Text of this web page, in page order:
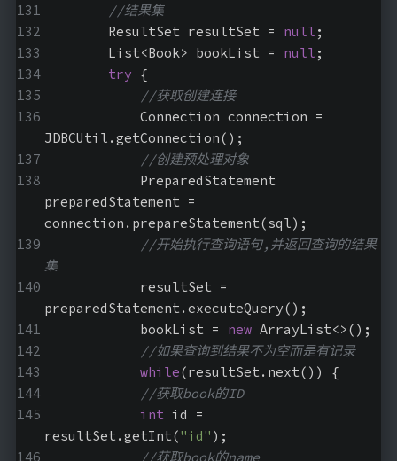
//结果集
        ResultSet resultSet =
null ;
        List<Book> bookList =
null ;
try {
//获取创建连接
JDBCUtil.getConnection();
//创建预处理对象
preparedStatement =
connection.prepareStatement(sql);
//开始执行查询语句,并返回查询的结果
集
preparedStatement.executeQuery();
            bookList =
new ArrayList<>();
//如果查询到结果不为空而是有记录
while(resultSet.next()) {
//获取book的ID
int id =
resultSet.getInt("id" );
//获取book的name